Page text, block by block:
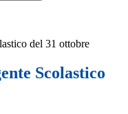
del 31 ottobre
Scolastico